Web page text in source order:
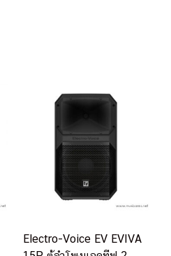
Electro-Voice EV EVIVA